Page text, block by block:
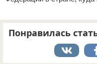
Понравилась